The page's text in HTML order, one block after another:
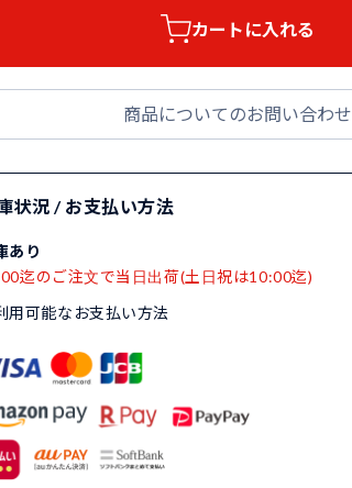
カートに入れる
商品についてのお問い合わせ
状況 / お支払い方法
あり
迄のご注文で当日出荷(土日祝は10:00迄)
用可能なお支払い方法